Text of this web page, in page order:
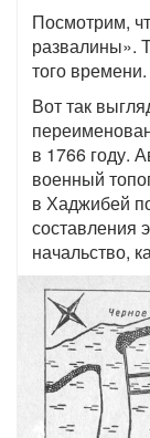
Посмотрим,
развалины».
того времени.
Вот так
в 1766 году.
военный
в Хаджибей
составления
начальство,